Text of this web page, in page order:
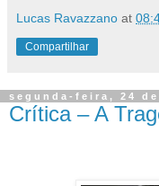
Lucas Ravazzano at
Compartilhar
segunda-feira, 24
Crítica – A